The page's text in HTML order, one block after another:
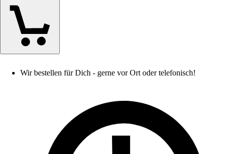
Wir bestellen für Dich - gerne vor Ort oder telefonisch!